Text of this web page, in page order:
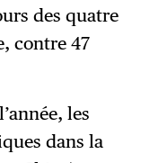
des quatre
contre 47
les
dans la